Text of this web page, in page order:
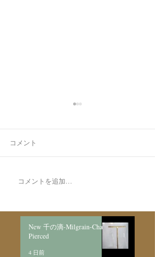
コメント
コメントを追加…
New 千の滴-Milgrain-Chain
Pierced
4 日前